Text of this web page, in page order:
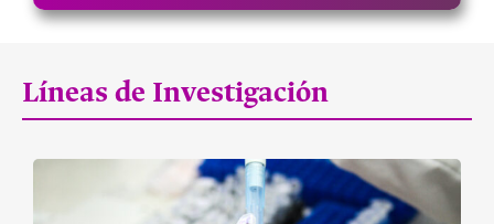
Líneas de Investigación